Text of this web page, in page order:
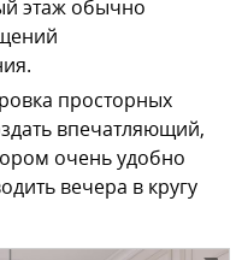
этаж обычно
просторных
впечатляющий,
очень удобно
вечера в кругу